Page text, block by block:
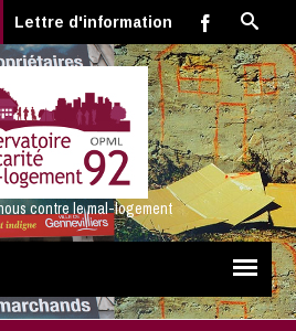
Lettre d'information
contre le mal-logement